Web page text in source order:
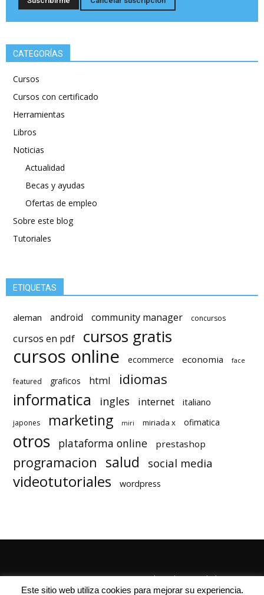
CATEGORÍAS
Cursos
Cursos con certificado
Herramientas
Libros
Noticias
Actualidad
Becas y ayudas
Ofertas de empleo
Sobre este blog
Tutoriales
ETIQUETAS
aleman android community manager concursos
cursos en pdf cursos gratis
cursos online ecommerce economia face
featured graficos html idiomas
informatica ingles internet italiano
japones marketing miri miriada x ofimatica
otros plataforma online prestashop
programacion salud social media
videotutoriales wordpress
Quienes Somos Autores
Politica de Privacidad
Este sitio web utiliza cookies para mejorar su experiencia.